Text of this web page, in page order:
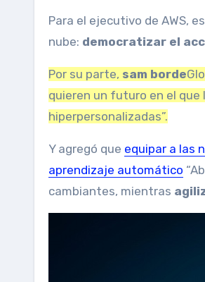
Para el ejecutivo de AWS,
nube: democratizar el
Por su parte, sam borde
quieren un futuro en el que
hiperpersonalizadas”.
Y agregó que equipar a las
aprendizaje automático
cambiantes, mientras